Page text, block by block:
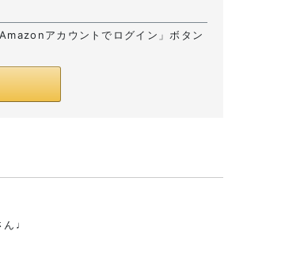
アカウントでログイン」ボタン
ん♩